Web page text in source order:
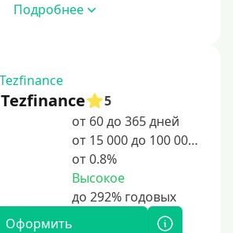
Подробнее
Tezfinance
5
от 60 до 365 дней
от 15 000 до 100 000 ₽
от 0.8%
Высокое
Оформить